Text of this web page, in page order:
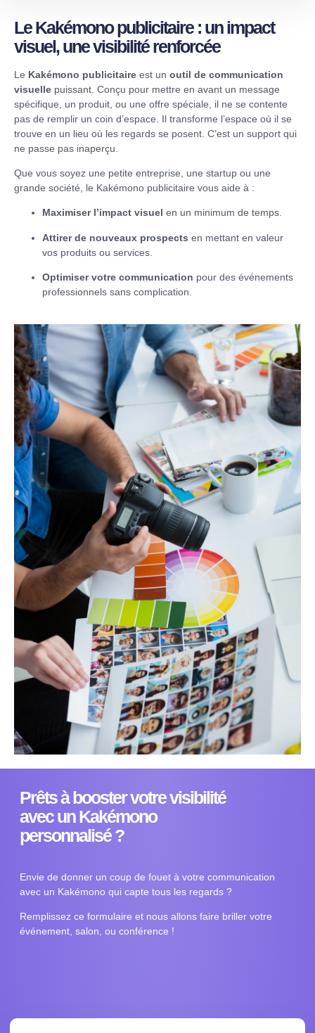
Le Kakémono publicitaire : un impact
visuel, une visibilité renforcée
Le Kakémono publicitaire est un outil de communication
visuelle puissant. Conçu pour mettre en avant un message
spécifique, un produit, ou une offre spéciale, il ne se contente
pas de remplir un coin d’espace. Il transforme l’espace où il se
trouve en un lieu où les regards se posent. C’est un support qui
ne passe pas inaperçu.
Que vous soyez une petite entreprise, une startup ou une
grande société, le Kakémono publicitaire vous aide à :
Maximiser l’impact visuel en un minimum de temps.
Attirer de nouveaux prospects en mettant en valeur
vos produits ou services.
Optimiser votre communication pour des événements
professionnels sans complication.
Prêts à booster votre visibilité
avec un Kakémono
personnalisé ?
Envie de donner un coup de fouet à votre communication
avec un Kakémono qui capte tous les regards ?
Remplissez ce formulaire et nous allons faire briller votre
événement, salon, ou conférence !